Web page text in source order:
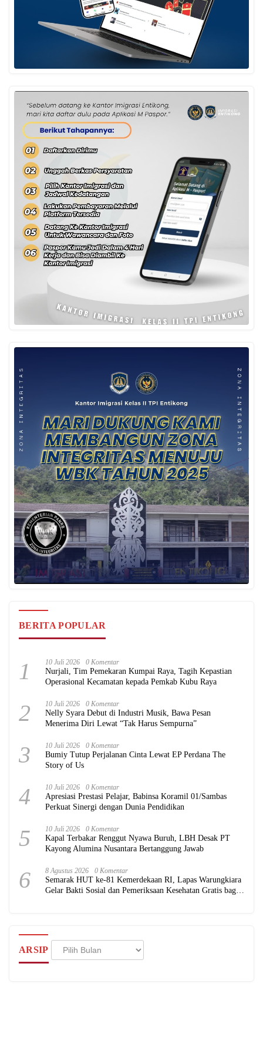
BERITA POPULAR
1 10 Juli 2026 0 Komentar
Nurjali, Tim Pemekaran Kumpai Raya, Tagih Kepastian
Operasional Kecamatan kepada Pemkab Kubu Raya
2 10 Juli 2026 0 Komentar
Nelly Syara Debut di Industri Musik, Bawa Pesan
Menerima Diri Lewat “Tak Harus Sempurna”
3 10 Juli 2026 0 Komentar
Bumiy Tutup Perjalanan Cinta Lewat EP Perdana The
Story of Us
4 10 Juli 2026 0 Komentar
Apresiasi Prestasi Pelajar, Babinsa Koramil 01/Sambas
Perkuat Sinergi dengan Dunia Pendidikan
5 10 Juli 2026 0 Komentar
Kapal Terbakar Renggut Nyawa Buruh, LBH Desak PT
Kayong Alumina Nusantara Bertanggung Jawab
6 8 Agustus 2026 0 Komentar
Semarak HUT ke-81 Kemerdekaan RI, Lapas Warungkiara
Gelar Bakti Sosial dan Pemeriksaan Kesehatan Gratis bagi
ARSIP
Arsip